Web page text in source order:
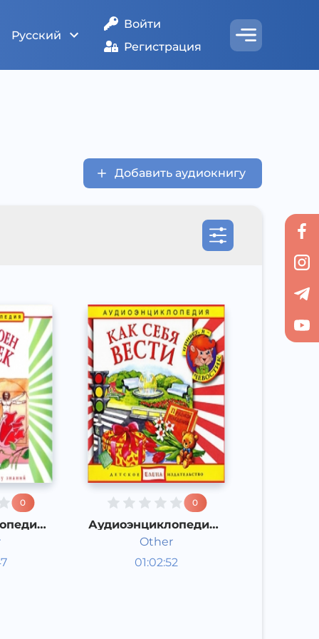
Русский
Войти
Регистрация
Добавить аудиокнигу
0
-
0
Аудиоэнциклопедия -
Как себя вести
Other
01:02:52
Энциклопедии